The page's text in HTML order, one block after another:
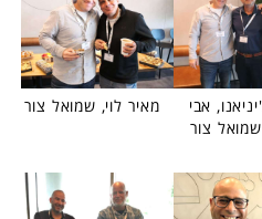
אבי
צור
מאיר לוי, שמואל צור